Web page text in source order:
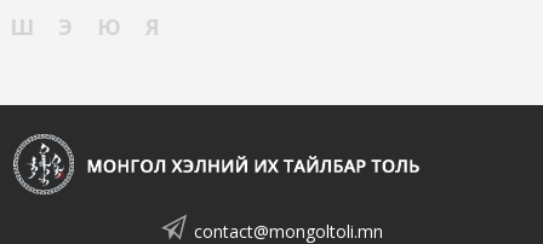
Ш
Э Ю Я
contact@mongoltoli.mn